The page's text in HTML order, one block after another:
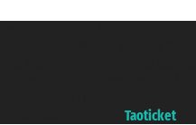
Taoticket